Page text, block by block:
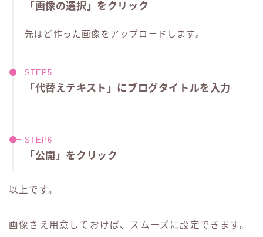
「画像の選択」をクリック
先ほど作った画像をアップロードします。
「代替えテキスト」にブログタイトルを入力
「公開」をクリック
以上です。
画像さえ用意しておけば、スムーズに設定できます。